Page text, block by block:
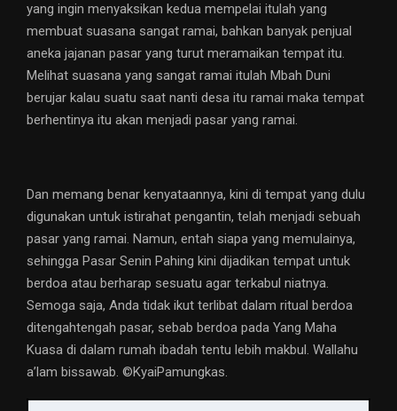
yang ingin menyaksikan kedua mempelai itulah yang
membuat suasana sangat ramai, bahkan banyak penjual
aneka jajanan pasar yang turut meramaikan tempat itu.
Melihat suasana yang sangat ramai itulah Mbah Duni
berujar kalau suatu saat nanti desa itu ramai maka tempat
berhentinya itu akan menjadi pasar yang ramai.
Dan memang benar kenyataannya, kini di tempat yang dulu
digunakan untuk istirahat pengantin, telah menjadi sebuah
pasar yang ramai. Namun, entah siapa yang memulainya,
sehingga Pasar Senin Pahing kini dijadikan tempat untuk
berdoa atau berharap sesuatu agar terkabul niatnya.
Semoga saja, Anda tidak ikut terlibat dalam ritual berdoa
ditengahtengah pasar, sebab berdoa pada Yang Maha
Kuasa di dalam rumah ibadah tentu lebih makbul. Wallahu
a’lam bissawab. ©️KyaiPamungkas.